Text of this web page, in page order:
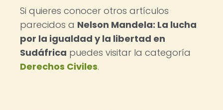
Si quieres conocer otros artículos
parecidos a Nelson Mandela: La lucha
por la igualdad y la libertad en
Sudáfrica puedes visitar la categoría
Derechos Civiles.